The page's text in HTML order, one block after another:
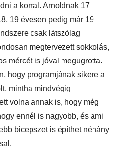
a korral. Arnoldnak 17
19 évesen pedig már 19
csak látszólag
megtervezett sokkolás,
mércét is jóval megugrotta.
hogy programjának sikere a
mintha mindvégig
volna annak is, hogy még
ennél is nagyobb, és ami
bicepszet is építhet néhány